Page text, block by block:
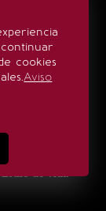
cookies
Aviso
Estilo de vida